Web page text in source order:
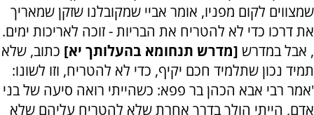
שמצווים לקום מפניו, אומר אביי שמקובלנו שזקן שמאריך
את דרכו כדי לא להטריח את הבריות - זוכה לאריכות ימים.
, אבל במדרש [מדרש תנחומא בהעלותך יא] כתוב, שלא
תמיד נכון שתלמיד חכם יקיף, כדי לא להטריח, וזו לשונו:
'אמר רבי אבא הכהן בר פפא: כשהייתי רואה סיעה של בני
אדם, הייתי הולך בדרך אחרת שלא להטריח עליהם שלא